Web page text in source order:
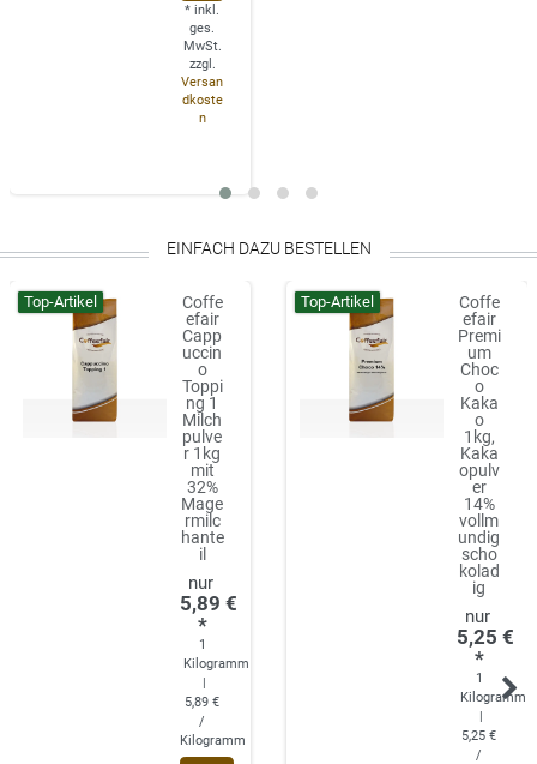
* inkl.
ges.
MwSt.
zzgl.
Versan
dkoste
n
EINFACH DAZU BESTELLEN
Top-Artikel
Coffe
efair
Capp
uccin
o
Toppi
ng 1
Milch
pulve
r 1kg
mit
32%
Mage
rmilc
hante
il
5,89 €
*
1
Kilogramm
|
5,89 €
/
Kilogramm
Top-Artikel
Coffe
efair
Premi
um
Choc
o
Kaka
o
1kg,
Kaka
opulv
er
14%
vollm
undig
scho
kolad
ig
5,25 €
*
1
Kilogramm
|
5,25 €
/